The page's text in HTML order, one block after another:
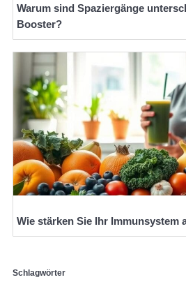
Warum sind Spaziergänge
Booster?
Wie stärken Sie Ihr Immunsystem
Schlagwörter